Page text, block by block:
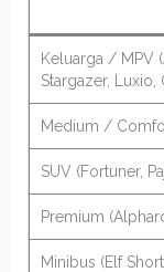
Keluarga / MPV
Stargazer, Luxio,
Medium /
SUV (Fortuner,
Premium
Minibus (Elf